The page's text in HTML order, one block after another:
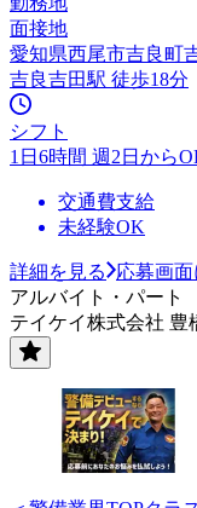
面接地
愛知県西尾市吉良町
吉良吉田駅 徒歩18分
シフト
1日6時間 週2日から
交通費支給
未経験OK
詳細を見る
応募画
アルバイト・パート
テイケイ株式会社 豊